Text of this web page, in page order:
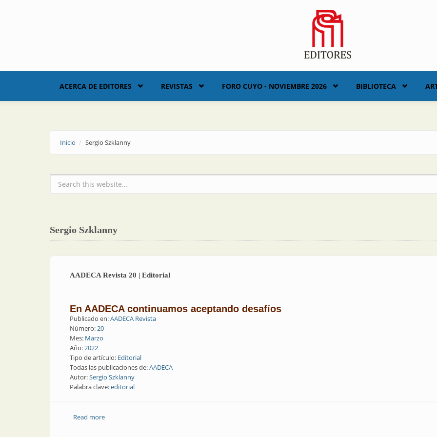
ACERCA DE EDITORES REVISTAS FORO CUYO - NOVIEMBRE 2026 BIBLIOTECA
Inicio Sergio Szklanny
Formulario de búsqueda
Sergio Szklanny
AADECA Revista 20 | Editorial
En AADECA continuamos aceptando desafíos
Publicado en:AADECA Revista
Número:20
Mes: Marzo
Año:2022
Tipo de artículo: Editorial
Todas las publicaciones de:AADECA
Autor:Sergio Szklanny
Palabra clave:editorial
Read moreabout AADECA Revista 20 | Editorial